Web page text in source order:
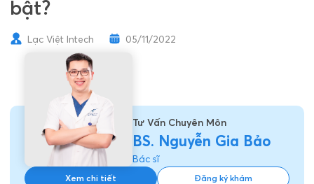
bật?
Lạc Việt Intech 05/11/2022
Tư Vấn Chuyên Môn
BS. Nguyễn Gia Bảo
Bác sĩ
Xem chi tiết Đăng ký khám